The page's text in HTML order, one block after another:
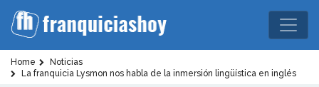
Home
Noticias
La franquicia Lysmon nos habla de la inmersión lingüística en inglés